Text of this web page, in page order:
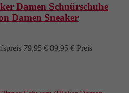
Damen Schnürschuhe
Damen Sneaker
79,95 € 89,95 € Preis